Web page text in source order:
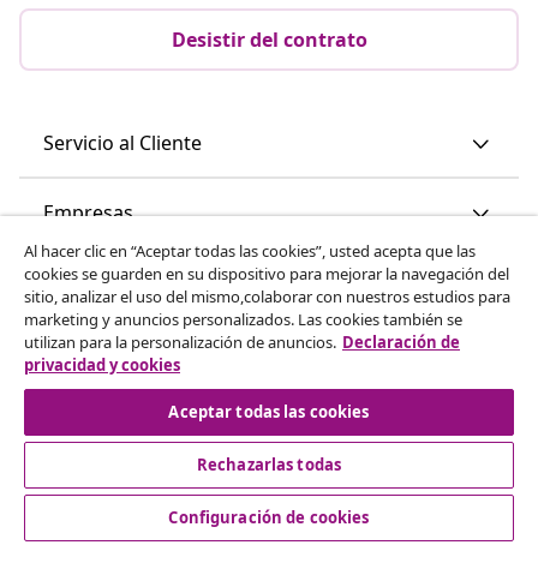
Desistir del contrato
Servicio al Cliente
Empresas
vidaXL
Descubre mas
© 2008-2026 vidaXL www.vidaxl.es es una página web de
Al hacer clic en “Aceptar todas las cookies”, usted acepta que las
cookies se guarden en su dispositivo para mejorar la navegación del
sitio, analizar el uso del mismo,colaborar con nuestros estudios para
marketing y anuncios personalizados. Las cookies también se
utilizan para la personalización de anuncios. Declaración de
privacidad y cookies
Aceptar todas las cookies
Rechazarlas todas
Configuración de cookies